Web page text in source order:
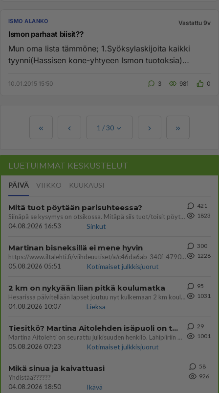
ISMO ALANKO Vastattu 9v
Ismon parhaat biisit??
Mun oma lista tämmöne; 1.Syöksylaskijoita kaikki
tyynni(Hassisen kone-yhtyeen Ismon tuotoksia)
10.01.2015 15:50 3 981 0
1 /30
LUETUIMMAT KESKUSTELUT
PÄIVÄ VIIKKO KUUKAUSI
Mitä tuot pöytään parisuhteessa?
Siinäpä se kysymys on otsikossa. Mitäpä siis tuot/toisit pöytään parisuhteessa? Oletko mies vai nainen? Koetko sen mitä
04.08.2026 16:53
Sinkut
421
1823
Martinan bisneksillä ei mene hyvin
https://www.iltalehti.fi/viihdeuutiset/a/c46da6ab-340f-4790-aaa7-0865eed2336 Yrityksen konkurssihakemus on tullut kärä
05.08.2026 05:51
Kotimaiset julkkisjuorut
300
1228
2 km on nykyään liian pitkä koulumatka
Hesarissa päivitellään lapset joutuu nyt kulkemaan 2 km kouluun jösses. Ruostefillarilla tuo matka menee vaikka miten äk
04.08.2026 10:07
Lieksa
95
1031
Tiesitkö? Martina Aitolehden isäpuoli on tämä suosittu laulaja
Martina Aitolehti on seurattu julkisuuden henkilö. Lähipiiriin mahtuu muitakin tunnettuja henkilöitä. Tiesitkö, että Ma
05.08.2026 07:23
Kotimaiset julkkisjuorut
29
1001
Mikä sinua ja kaivattuasi
Yhdistää??????
04.08.2026 18:50
Ikävä
58
926